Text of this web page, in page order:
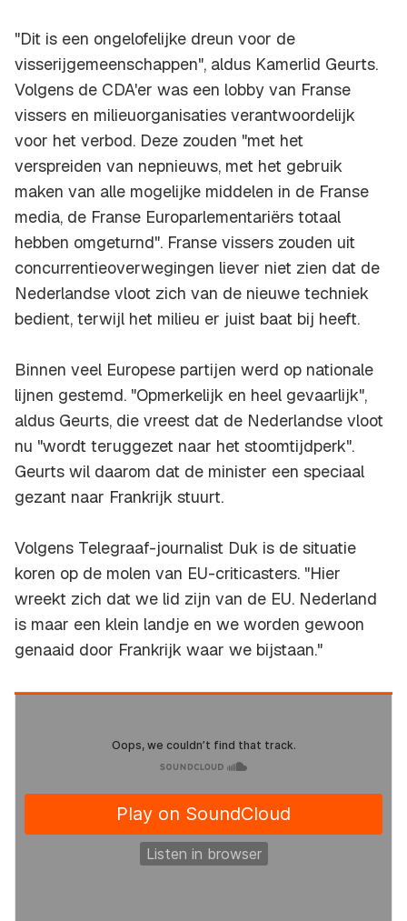
"Dit is een ongelofelijke dreun voor de
visserijgemeenschappen", aldus Kamerlid Geurts.
Volgens de CDA'er was een lobby van Franse
vissers en milieuorganisaties verantwoordelijk
voor het verbod. Deze zouden "met het
verspreiden van nepnieuws, met het gebruik
maken van alle mogelijke middelen in de Franse
media, de Franse Europarlementariërs totaal
hebben omgeturnd". Franse vissers zouden uit
concurrentieoverwegingen liever niet zien dat de
Nederlandse vloot zich van de nieuwe techniek
bedient, terwijl het milieu er juist baat bij heeft.
Binnen veel Europese partijen werd op nationale
lijnen gestemd. "Opmerkelijk en heel gevaarlijk",
aldus Geurts, die vreest dat de Nederlandse vloot
nu "wordt teruggezet naar het stoomtijdperk".
Geurts wil daarom dat de minister een speciaal
gezant naar Frankrijk stuurt.
Volgens Telegraaf-journalist Duk is de situatie
koren op de molen van EU-criticasters. "Hier
wreekt zich dat we lid zijn van de EU. Nederland
is maar een klein landje en we worden gewoon
genaaid door Frankrijk waar we bijstaan."